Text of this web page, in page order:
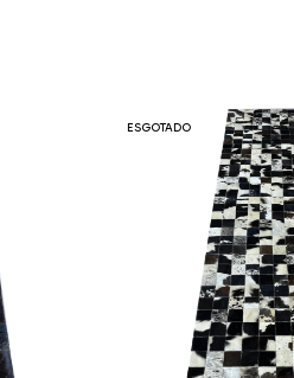
ESGOTADO